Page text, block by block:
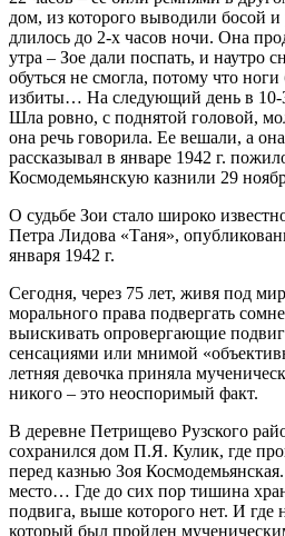
дом, из которого выводили босой
длилось до 2-х часов ночи. Она
утра – Зое дали поспать, и наутро
обуться не смогла, потому что
избиты… На следующий день в 10-
Шла ровно, с поднятой головой,
она речь говорила. Ее вешали, а
рассказывал в январе 1942 г.
Космодемьянскую казнили 29
О судьбе Зои стало широко
Петра Лидова «Таня»,
января 1942 г.
Сегодня, через 75 лет, живя под
морального права подвергать
выискивать опровергающие подвиг
сенсациями или мнимой
летняя девочка приняла
никого – это неоспоримый факт.
В деревне Петрищево Рузского
сохранился дом П.Я. Кулик, где
перед казнью Зоя
место… Где до сих пор тишина
подвига, выше которого нет. И где
который был пройден